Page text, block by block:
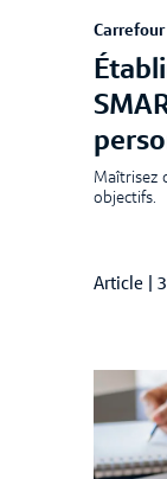
Maîtrisez
objectifs.
Article